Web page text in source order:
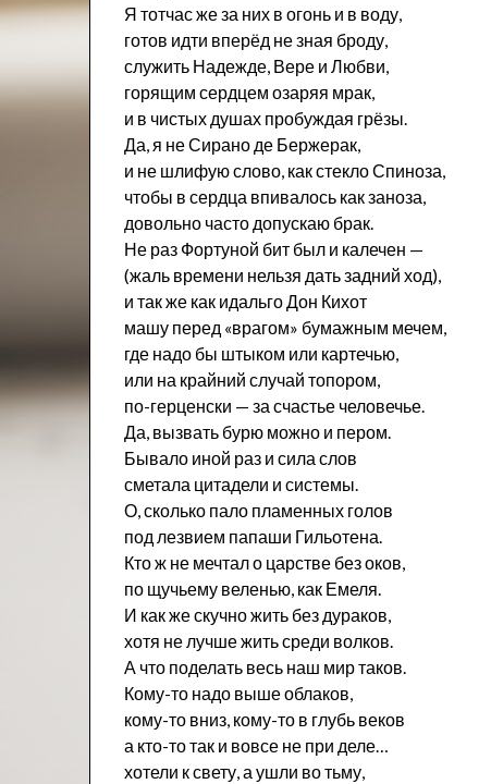
Я тотчас же за них в огонь и в воду,
готов идти вперёд не зная броду,
служить Надежде, Вере и Любви,
горящим сердцем озаряя мрак,
и в чистых душах пробуждая грёзы.
Да, я не Сирано де Бержерак,
и не шлифую слово, как стекло Спиноза,
чтобы в сердца впивалось как заноза,
довольно часто допускаю брак.
Не раз Фортуной бит был и калечен —
(жаль времени нельзя дать задний ход),
и так же как идальго Дон Кихот
машу перед «врагом» бумажным мечем,
где надо бы штыком или картечью,
или на крайний случай топором,
по-герценски — за счастье человечье.
Да, вызвать бурю можно и пером.
Бывало иной раз и сила слов
сметала цитадели и системы.
О, сколько пало пламенных голов
под лезвием папаши Гильотена.
Кто ж не мечтал о царстве без оков,
по щучьему веленью, как Емеля.
И как же скучно жить без дураков,
хотя не лучше жить среди волков.
А что поделать весь наш мир таков.
Кому-то надо выше облаков,
кому-то вниз, кому-то в глубь веков
а кто-то так и вовсе не при деле…
хотели к свету, а ушли во тьму,